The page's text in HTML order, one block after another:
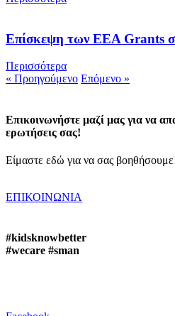
Επίσκεψη των EEA Grants
Περισσότερα
« Προηγούμενο Επόμενο »
Επικοινωνήστε μαζί μας για να
ερωτήσεις σας!
Είμαστε εδώ για να σας
ΕΠΙΚΟΙΝΩΝΙΑ
#kidsknowbetter
#wecare #sman